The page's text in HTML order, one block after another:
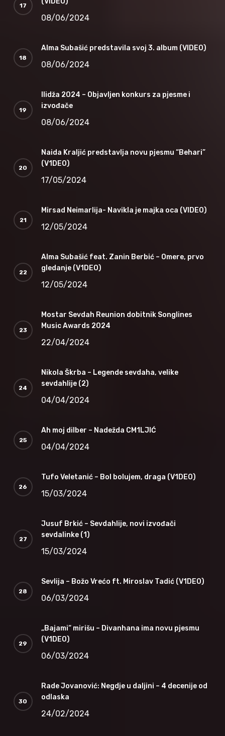
08/06/2024
Alma Subašić predstavila svoj 3. album (VIDEO)
08/06/2024
Ilidža 2024 – Objavljen konkurs za pjesme i
izvođače
08/06/2024
Naida Kraljić predstavlja novu pjesmu “Behari”
(V1DEO)
17/05/2024
Mirsad Neimarlija- Navikla je majka oca (VIDEO)
12/05/2024
Alma Subašić feat. Zanin Berbić – Omere, prvo
gledanje (V1DEO)
12/05/2024
Mostar Sevdah Reunion dobitnik Songlines
Music Awards 2024
22/04/2024
Nikola Škrba – Legende sevdaha, velike
sevdahlije (2)
04/04/2024
Ah moj dilber – Nadežda CM1LJIĆ
04/04/2024
Tufo Veletanić – Bol bolujem, draga (V1DEO)
15/03/2024
Jusuf Brkić – Sevdahlije, novi izvođači
sevdalinke (1)
15/03/2024
Sevlija – Božo Vrećo ft. Miroslav Tadić (V1DEO)
06/03/2024
„Bajami“ mirišu – Divanhana ima novu pjesmu
(V1DEO)
06/03/2024
Rade Jovanović: Negdje u daljini – 4 decenije od
odlaska
24/02/2024